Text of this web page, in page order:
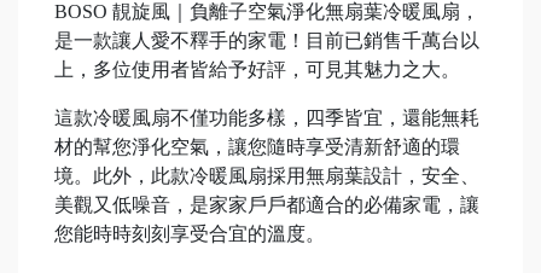
BOSO 靚旋風｜負離子空氣淨化無扇葉冷暖風扇，
是一款讓人愛不釋手的家電！目前已銷售千萬台以
上，多位使用者皆給予好評，可見其魅力之大。
這款冷暖風扇不僅功能多樣，四季皆宜，還能無耗
材的幫您淨化空氣，讓您隨時享受清新舒適的環
境。此外，此款冷暖風扇採用無扇葉設計，安全、
美觀又低噪音，是家家戶戶都適合的必備家電，讓
您能時時刻刻享受合宜的溫度。